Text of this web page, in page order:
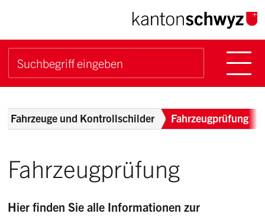
Navigieren im Kanton
Schnellnavigation
Suchbegriff
Breadcrumb
Fahrzeuge und Kontrollschilder Fahrzeugprüfung
Fahrzeugprüfung
Hier finden Sie alle Informationen zur